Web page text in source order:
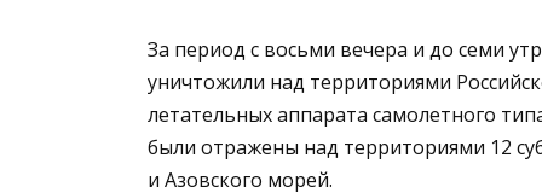
За период с восьми вечера и до семи
уничтожили над территориями
летательных аппарата самолетного
были отражены над территориями 12
и Азовского морей.